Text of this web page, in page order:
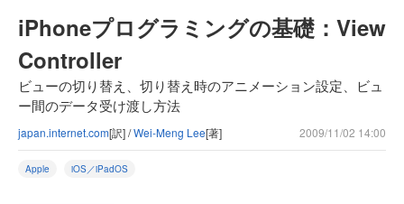
iPhoneプログラミングの基礎：View
Controller
ビューの切り替え、切り替え時のアニメーション設定、ビュ
ー間のデータ受け渡し方法
japan.internet.com[訳] /Wei-Meng Lee[著] 2009/11/02 14:00
Apple iOS／iPadOS